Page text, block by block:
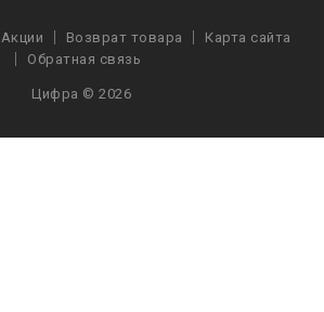
Акции Возврат товара
Карта сайта
Обратная связь
Цифра © 2026